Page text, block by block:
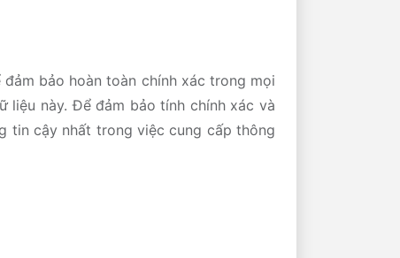
bảo hoàn toàn chính xác trong mọi
liệu này. Để đảm bảo tính chính xác và
tin cậy nhất trong việc cung cấp thông